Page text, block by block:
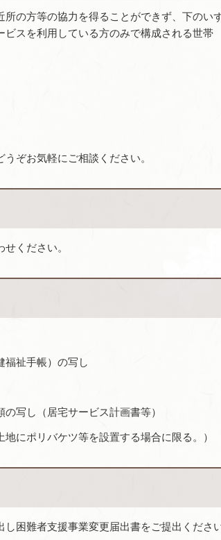
の方等の協力を得ることができず、下のい
スを利用している方のみで構成される世帯
ぞお気軽にご相談ください。
ください。
福祉手帳）の写し
写し（居宅サービス計画書等）
にポリバケツ等を設置する場合に限る。）
困難者支援事業変更届出書をご提出ください